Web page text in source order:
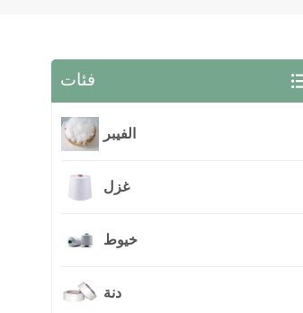
فئات
الفيبر
غزل
خيوط
دنة